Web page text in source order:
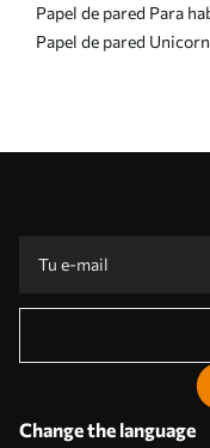
Papel de pared Para
Papel de pared
Change the language